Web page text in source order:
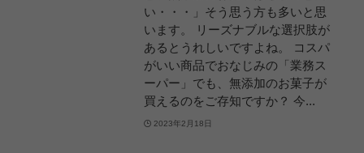
い・・・」そう思う方も多いと思
います。 リーズナブルな選択肢が
あるとうれしいですよね。 コスパ
がいい商品でおなじみの「業務ス
ーパー」でも、無添加のお菓子が
買えるのをご存知ですか？ 今...
2023年2月18日